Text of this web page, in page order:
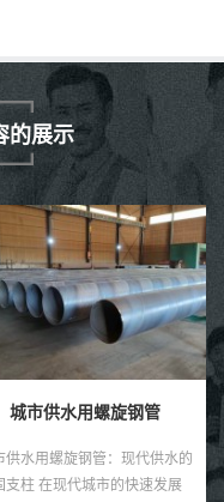
的展示
城市供水用螺旋钢管
供水用螺旋钢管：现代供水的
支柱 在现代城市的快速发展